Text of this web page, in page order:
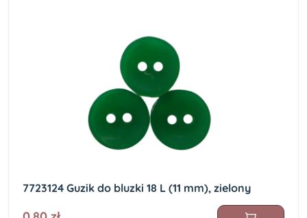
7723124 Guzik do bluzki 18 L (11 mm), zielony